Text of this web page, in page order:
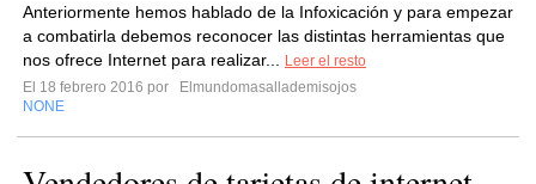
Anteriormente hemos hablado de la Infoxicación y para empezar
a combatirla debemos reconocer las distintas herramientas que
nos ofrece Internet para realizar...
Leer el resto
El 18 febrero 2016 por
Elmundomasallademisojos
NONE